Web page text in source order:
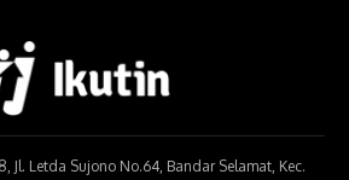
Jl. Letda Sujono No.64, Bandar Selamat, Kec.